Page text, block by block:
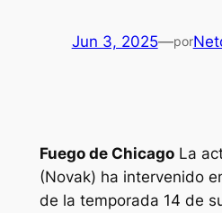
Jun 3, 2025—por
Fuego de ChicagoLa
(Novak) ha intervenido
de la temporada 14 de